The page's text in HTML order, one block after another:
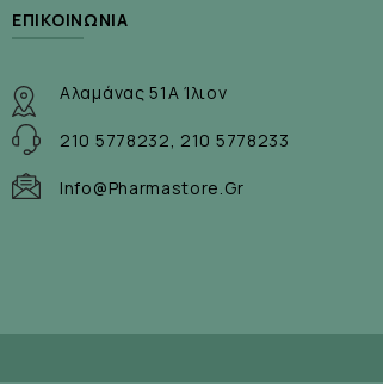
ΕΠΙΚΟΙΝΩΝΊΑ
Αλαμάνας 51Α Ίλιον
210 5778232, 210 5778233
Info@pharmastore.gr